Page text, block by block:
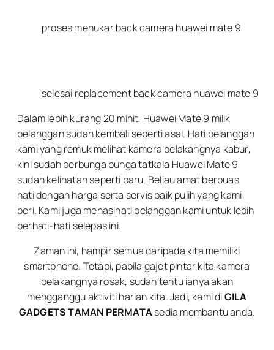
proses menukar back camera huawei mate 9
selesai replacement back camera huawei mate 9
Dalam lebih kurang 20 minit, Huawei Mate 9 milik
pelanggan sudah kembali seperti asal. Hati pelanggan
kami yang remuk melihat kamera belakangnya kabur,
kini sudah berbunga bunga tatkala Huawei Mate 9
sudah kelihatan seperti baru. Beliau amat berpuas
hati dengan harga serta servis baik pulih yang kami
beri. Kami juga menasihati pelanggan kami untuk lebih
berhati-hati selepas ini.
Zaman ini, hampir semua daripada kita memiliki
smartphone. Tetapi, pabila gajet pintar kita kamera
belakangnya rosak, sudah tentu ianya akan
mengganggu aktiviti harian kita. Jadi, kami diGILA
GADGETS TAMAN PERMATAsedia membantu anda.